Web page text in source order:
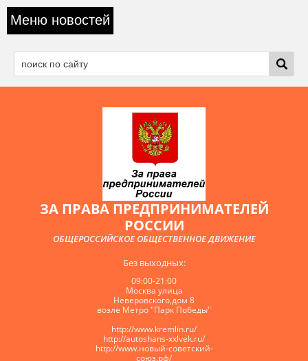
Меню новостей
ЗА ПРАВА ПРЕДПРИНИМАТЕЛЕЙ
РОССИИ
ОБЩЕРОССИЙСКОЕ ОБЩЕСТВЕННОЕ ДВИЖЕНИЕ
Без выходных:
09:00-21:00
Москва улица
Неверовского,дом 8
возле Метро "Парк Победы"
http://www.kremlin.ru/
http://autoshans-xxlvek.ru/
​http://www.новый-советский-
союз.рф/